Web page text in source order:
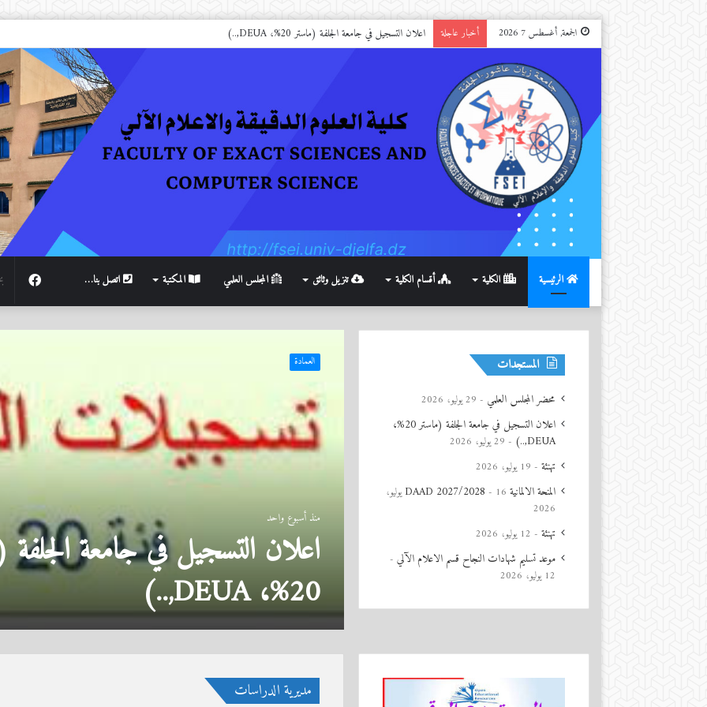
الجمعة, أغسطس 7 2026 أخبار عاجلة تهنئة
الرئيسية الكلية أقسام الكلية تنزيل وثائق المجلس العلمي المكتبة اتصل بنا…
الجلفة (ماستر
العمادة
منذ 3 أسابيع
تهنئة
المستجدات
محضر المجلس العلمي 29 يوليو، 2026
اعلان التسجيل في جامعة الجلفة (ماستر 20%،
DEUA,..)
29 يوليو، 2026
تهنئة 19 يوليو، 2026
المنحة الالمانية DAAD 2027/2028
16 يوليو،
2026
تهنئة 12 يوليو، 2026
موعد تسليم شهادات النجاح قسم الاعلام الآلي
12 يوليو، 2026
مديرية الدراسات